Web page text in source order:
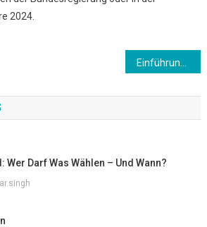
2024.
Wer Darf Was Wählen – Und Wann?